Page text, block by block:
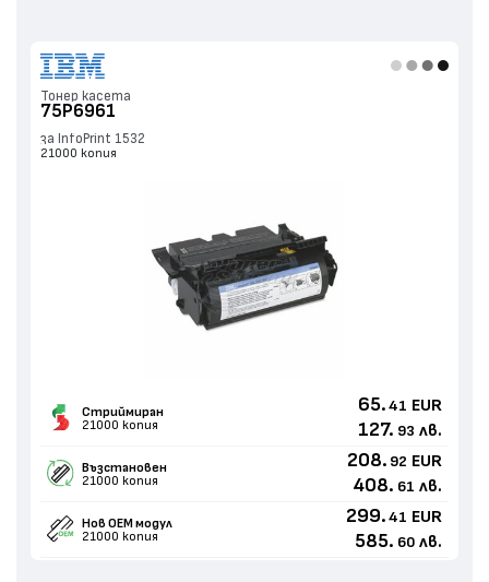
Тонер касета
75P6961
за InfoPrint 1532
21000 копия
Стриймиран
21000 копия
65. 41 EUR
127. 93 лв.
Възстановен
21000 копия
208. 92 EUR
408. 61 лв.
Нов ОЕМ модул
21000 копия
299. 41 EUR
585. 60 лв.